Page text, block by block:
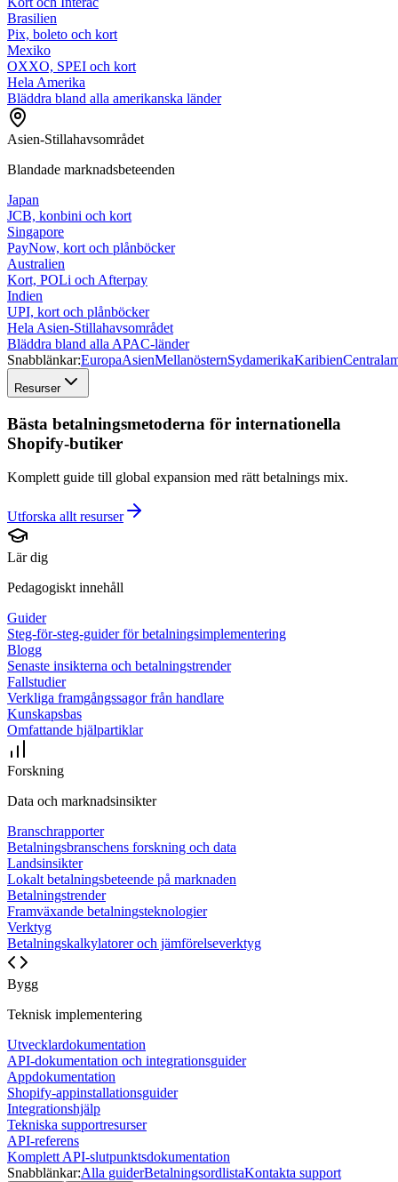
Brasilien
Pix, boleto och kort
Mexiko
OXXO, SPEI och kort
Hela Amerika
Bläddra bland alla amerikanska länder
Asien-Stillahavsområdet
Blandade marknadsbeteenden
Japan
JCB, konbini och kort
Singapore
PayNow, kort och plånböcker
Australien
Kort, POLi och Afterpay
Indien
UPI, kort och plånböcker
Hela Asien-Stillahavsområdet
Bläddra bland alla APAC-länder
Snabblänkar:EuropaAsienMellanösternSydamerikaKaribien
Resurser
Bästa betalningsmetoderna för internationella
Shopify-butiker
Komplett guide till global expansion med rätt betalnings mix.
Utforska allt resurser
Lär dig
Pedagogiskt innehåll
Guider
Steg-för-steg-guider för betalningsimplementering
Blogg
Senaste insikterna och betalningstrender
Fallstudier
Verkliga framgångssagor från handlare
Kunskapsbas
Omfattande hjälpartiklar
Forskning
Data och marknadsinsikter
Branschrapporter
Betalningsbranschens forskning och data
Landsinsikter
Lokalt betalningsbeteende på marknaden
Betalningstrender
Framväxande betalningsteknologier
Verktyg
Betalningskalkylatorer och jämförelseverktyg
Bygg
Teknisk implementering
Utvecklardokumentation
API-dokumentation och integrationsguider
Appdokumentation
Shopify-appinstallationsguider
Integrationshjälp
Tekniska supportresurser
API-referens
Komplett API-slutpunktsdokumentation
Snabblänkar:Alla guiderBetalningsordlistaKontakta support